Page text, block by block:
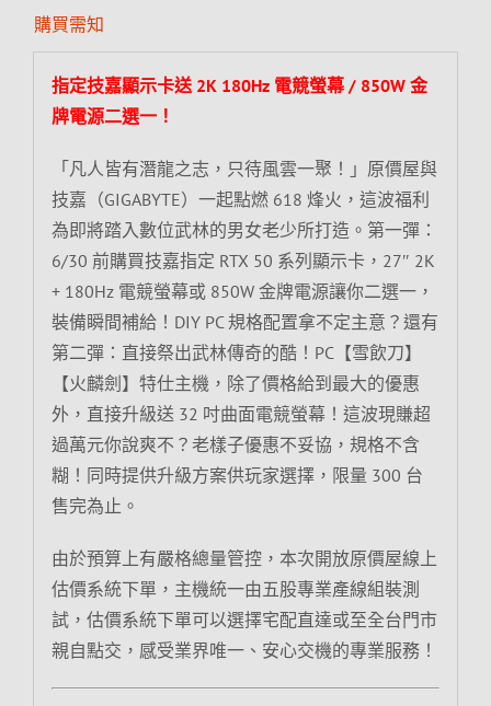
購買需知
指定技嘉顯示卡送 2K 180Hz 電競螢幕 / 850W 金
牌電源二選一！
「凡人皆有潛龍之志，只待風雲一聚！」原價屋與
技嘉（GIGABYTE）一起點燃 618 烽火，這波福利
為即將踏入數位武林的男女老少所打造。第一彈：
6/30 前購買技嘉指定 RTX 50 系列顯示卡，27″ 2K
+ 180Hz 電競螢幕或 850W 金牌電源讓你二選一，
裝備瞬間補給！DIY PC 規格配置拿不定主意？還有
第二彈：直接祭出武林傳奇的酷！PC【雪飲刀】
【火麟劍】特仕主機，除了價格給到最大的優惠
外，直接升級送 32 吋曲面電競螢幕！這波現賺超
過萬元你說爽不？老樣子優惠不妥協，規格不含
糊！同時提供升級方案供玩家選擇，限量 300 台
售完為止。
由於預算上有嚴格總量管控，本次開放原價屋線上
估價系統下單，主機統一由五股專業產線組裝測
試，估價系統下單可以選擇宅配直達或至全台門市
親自點交，感受業界唯一、安心交機的專業服務！